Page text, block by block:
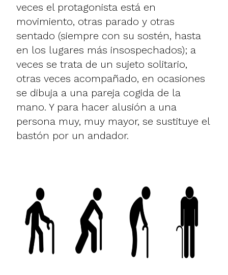
veces el protagonista está en
movimiento, otras parado y otras
sentado (siempre con su sostén, hasta
en los lugares más insospechados); a
veces se trata de un sujeto solitario,
otras veces acompañado, en ocasiones
se dibuja a una pareja cogida de la
mano. Y para hacer alusión a una
persona muy, muy mayor, se sustituye el
bastón por un andador.